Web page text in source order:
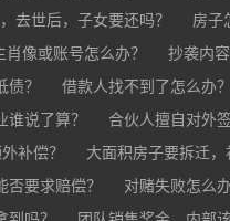
康复治疗费用高昂，医院说只
去世后，子女要还吗？
房子
像或账号怎么办？
抄袭内
？
借款人找不到了怎么办
谁说了算？
合伙人擅自对外
补偿？
大面积房子要拆迁
要求赔偿？
对赌失败怎么